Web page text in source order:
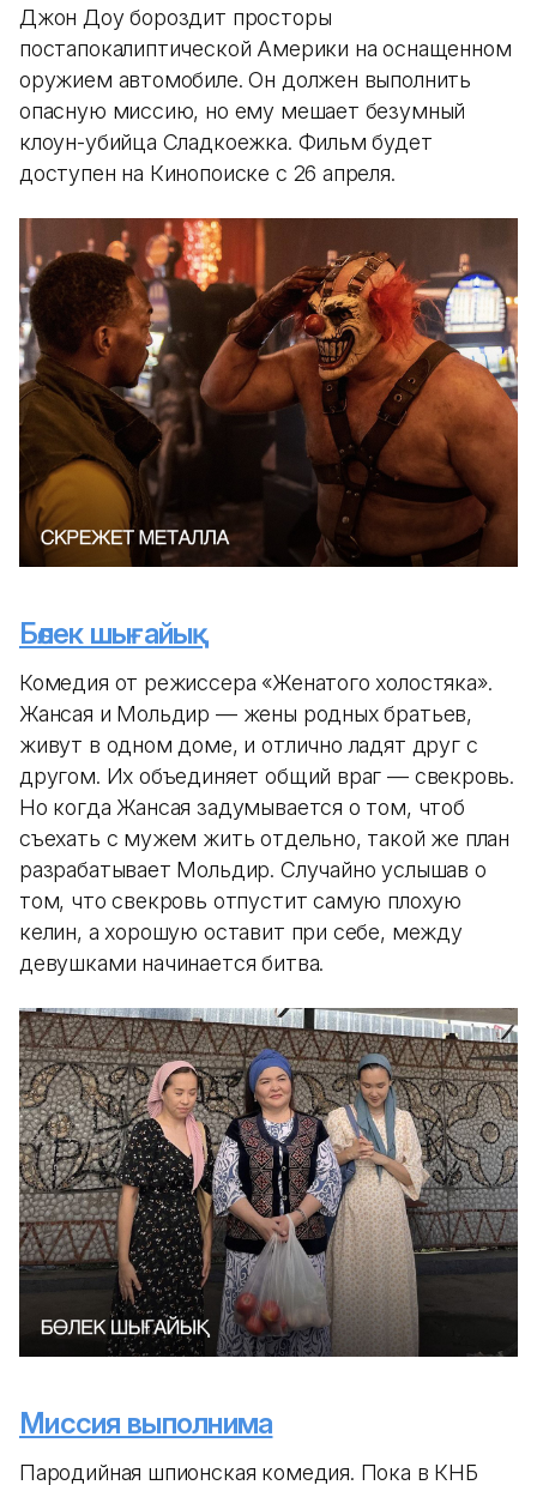
Джон Доу бороздит просторы
постапокалиптической Америки на оснащенном
оружием автомобиле. Он должен выполнить
опасную миссию, но ему мешает безумный
клоун-убийца Сладкоежка. Фильм будет
доступен на Кинопоиске с 26 апреля.
Бөлек шығайық
Комедия от режиссера «Женатого холостяка».
Жансая и Мольдир — жены родных братьев,
живут в одном доме, и отлично ладят друг с
другом. Их объединяет общий враг — свекровь.
Но когда Жансая задумывается о том, чтоб
съехать с мужем жить отдельно, такой же план
разрабатывает Мольдир. Случайно услышав о
том, что свекровь отпустит самую плохую
келин, а хорошую оставит при себе, между
девушками начинается битва.
Миссия выполнима
Пародийная шпионская комедия. Пока в КНБ